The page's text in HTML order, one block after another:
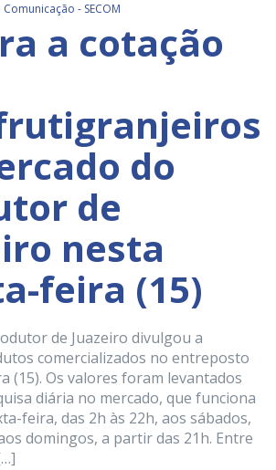
- SECOM
a cotação
do
de
nesta
feira (15)
de Juazeiro divulgou a
comercializados no entreposto
(15). Os valores foram levantados
diária no mercado, que funciona
feira, das 2h às 22h, aos sábados,
domingos, a partir das 21h. Entre